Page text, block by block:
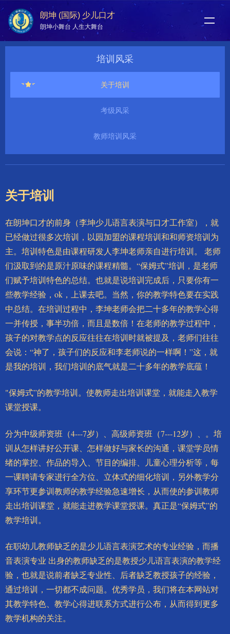
朗坤 (国际) 少儿口才
朗坤小舞台 人生大舞台
培训风采
关于培训
考级风采
教师培训风采
关于培训
在朗坤口才的前身（李坤少儿语言表演与口才工作室），就
已经做过很多次培训，以园加盟的课程培训和和师资培训为
主。培训特色是由课程研发人李坤老师亲自进行培训。 老师
们汲取到的是原汁原味的课程精髓。“保姆式”培训，是老师
们赋予培训特色的总结。也就是说培训完成后，只要你有一
些教学经验，ok，上课去吧。当然，你的教学特色要在实践
中总结。在培训过程中，李坤老师会把二十多年的教学心得
一并传授，事半功倍，而且是数倍！在老师的教学过程中，
孩子的对教学点的反应往往在培训时就被提及，老师们往往
会说：“神了，孩子们的反应和李老师说的一样啊！”这，就
是我的培训，我们培训的底气就是二十多年的教学底蕴！
"保姆式”的教学培训。使教师走出培训课堂，就能走入教学
课堂授课。
分为中级师资班（4---7岁）、高级师资班（7---12岁）、。培
训从怎样讲好公开课、怎样做好与家长的沟通，课堂学员情
绪的掌控、作品的导入、节目的编排、儿童心理分析等，每
一课聘请专家进行全方位、立体式的细化培训，另外教学分
享环节更参训教师的教学经验急速增长，从而使的参训教师
走出培训课堂，就能走进教学课堂授课。真正是“保姆式”的
教学培训。
在职幼儿教师缺乏的是少儿语言表演艺术的专业经验，而播
音表演专业 出身的教师缺乏的是教授少儿语言表演的教学经
验，也就是说前者缺乏专业性、后者缺乏教授孩子的经验，
通过培训，一切都不成问题。优秀学员，我们将在本网站对
其教学特色、教学心得进联系方式进行公布，从而得到更多
教学机构的关注。